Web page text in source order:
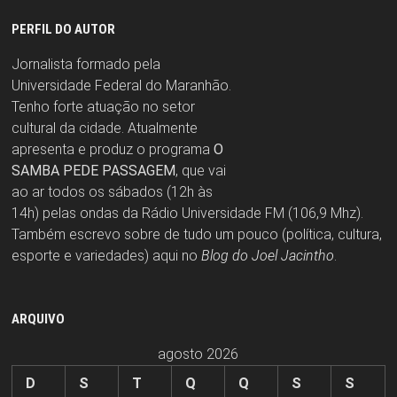
PERFIL DO AUTOR
Jornalista formado pela
Universidade Federal do Maranhão.
Tenho forte atuação no setor
cultural da cidade. Atualmente
apresenta e produz o programa O
SAMBA PEDE PASSAGEM, que vai
ao ar todos os sábados (12h às
14h) pelas ondas da Rádio Universidade FM (106,9 Mhz).
Também escrevo sobre de tudo um pouco (política, cultura,
esporte e variedades) aqui no Blog do Joel Jacintho
ARQUIVO
agosto 2026
D
S T Q Q S S